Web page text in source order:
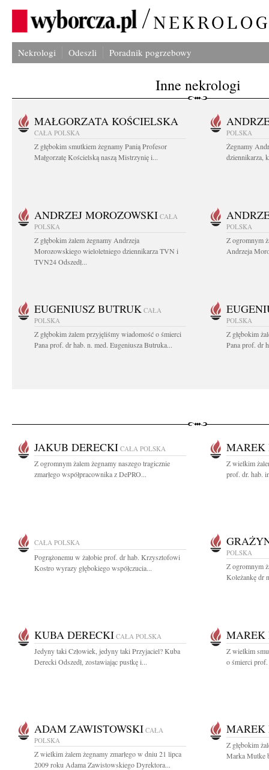
Nekrologi Odeszli Poradnik pogrzebowy
Inne nekrologi
MAŁGORZATA KOŚCIELSKA
CAŁA POLSKA
Z głębokim smutkiem żegnamy Panią Profesor
Małgorzatę Kościelską naszą Mistrzynię i...
POLSKA
Żegnamy
dziennikarza,
ANDRZEJ MOROZOWSKI CAŁA
POLSKA
Z głębokim żalem żegnamy Andrzeja
Morozowskiego wieloletniego dziennikarza TVN i
TVN24 Odszedł...
POLSKA
Z ogromnym
Andrzeja
EUGENIUSZ BUTRUK CAŁA
POLSKA
Z głębokim żalem przyjęliśmy wiadomość o śmierci
Pana prof. dr hab. n. med. Eugeniusza Butruka...
POLSKA
Z głębokim
Pana prof. dr
JAKUB DERECKI CAŁA POLSKA
Z ogromnym żalem żegnamy naszego tragicznie
zmarłego współpracownika z DePRO...
MAREK
Z wielkim
prof. dr. hab.
CAŁA POLSKA
Pogrążonemu w żałobie prof. dr hab. Krzysztofowi
Kostro wyrazy głębokiego współczucia...
POLSKA
Z ogromnym
Koleżankę dr
KUBA DERECKI CAŁA POLSKA
Jedyny taki Człowiek, jedyny taki Przyjaciel? Kuba
Derecki Odszedł, zostawiając pustkę i...
MAREK
Z wielkim
o śmierci
ADAM ZAWISTOWSKI CAŁA
POLSKA
Z wielkim żalem żegnamy zmarłego w dniu 21 lipca
2009 roku Adama Zawistowskiego Dyrektora...
MAREK
Z głębokim
Marka Mutke